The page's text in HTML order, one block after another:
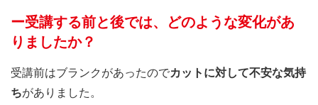
ー受講する前と後では、どのような変化があ
りましたか？
受講前はブランクがあったのでカットに対して不安な気持
ちがありました。